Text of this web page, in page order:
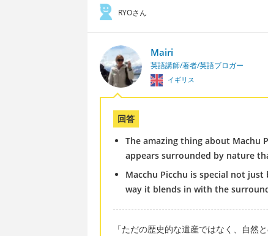
RYOさん
Mairi
英語講師/著者/英語ブロガー
イギリス
回答
The amazing thing about
appears surrounded by nature
Macchu Picchu is special not
way it blends in with the
「ただの歴史的な遺産ではなく、自